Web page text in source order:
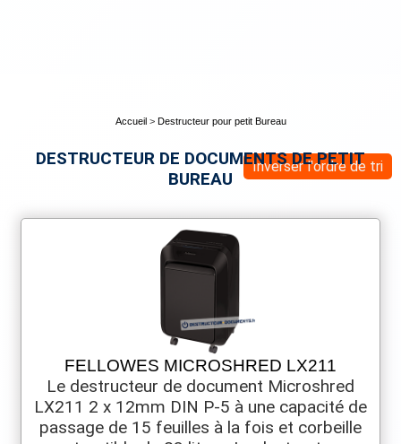
Accueil> Destructeur pour petit Bureau
DESTRUCTEUR DE DOCUMENTS DE PETIT
BUREAU
Inverser l'ordre de tri
FELLOWES MICROSHRED LX211
Le destructeur de document Microshred
LX211 2 x 12mm DIN P-5 à une capacité de
passage de 15 feuilles à la fois et corbeille